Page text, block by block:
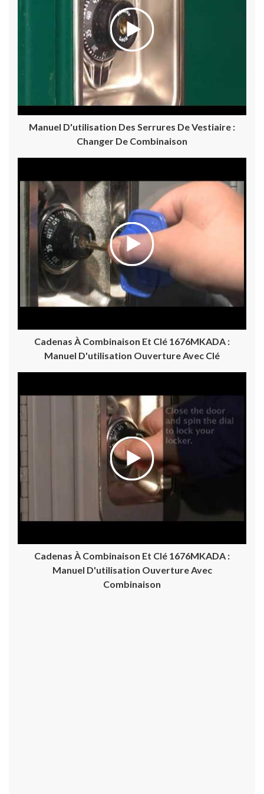
Manuel D'utilisation Des Serrures De Vestiaire :
Changer De Combinaison
Cadenas À Combinaison Et Clé 1676MKADA :
Manuel D'utilisation Ouverture Avec Clé
Cadenas À Combinaison Et Clé 1676MKADA :
Manuel D'utilisation Ouverture Avec
Combinaison